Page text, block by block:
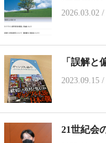
2026.03.02 /
「誤解
2023.09.15 /
21世紀会